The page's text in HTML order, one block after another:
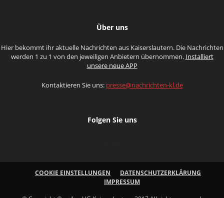
Über uns
Hier bekommt ihr aktuelle Nachrichten aus Kaiserslautern. Die Nachrichten
werden 1 zu 1 von den jeweiligen Anbietern übernommen. Installiert
unsere neue APP
Kontaktieren Sie uns: presse@nachrichten-kl.de
Folgen Sie uns
COOKIE EINSTELLUNGEN
DATENSCHUTZERKLÄRUNG
IMPRESSUM